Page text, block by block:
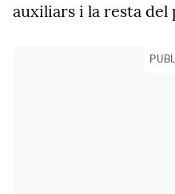
auxiliars i la resta del